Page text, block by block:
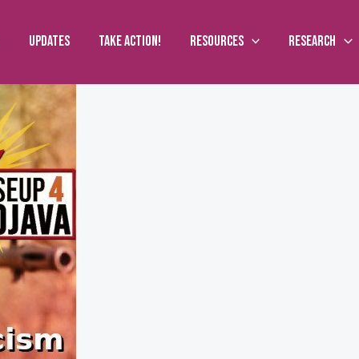
Updates Take action! Resources Research